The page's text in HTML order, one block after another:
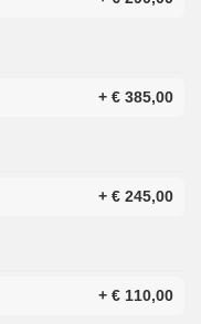
+ € 385,00
+ € 245,00
+ € 110,00